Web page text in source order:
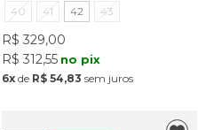
40 41 42 43
R$ 329,00
R$ 312,55 no pix
6xde R$ 54,83 sem juros